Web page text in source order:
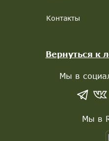
Контакты
Вернуться к
Мы в
Мы в